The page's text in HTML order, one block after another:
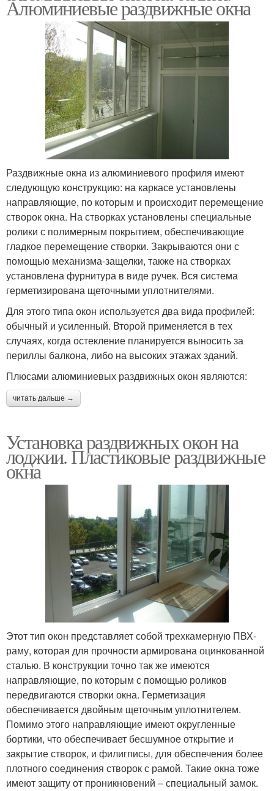
Алюминиевые раздвижные окна
Раздвижные окна из алюминиевого профиля имеют
следующую конструкцию: на каркасе установлены
направляющие, по которым и происходит перемещение
створок окна. На створках установлены специальные
ролики с полимерным покрытием, обеспечивающие
гладкое перемещение створки. Закрываются они с
помощью механизма-защелки, также на створках
установлена фурнитура в виде ручек. Вся система
герметизирована щеточными уплотнителями.
Для этого типа окон используется два вида профилей:
обычный и усиленный. Второй применяется в тех
случаях, когда остекление планируется выносить за
периллы балкона, либо на высоких этажах зданий.
Плюсами алюминиевых раздвижных окон являются:
читать дальше →
Установка раздвижных окон на
лоджии. Пластиковые раздвижные
окна
Этот тип окон представляет собой трехкамерную ПВХ-
раму, которая для прочности армирована оцинкованной
сталью. В конструкции точно так же имеются
направляющие, по которым с помощью роликов
передвигаются створки окна. Герметизация
обеспечивается двойным щеточным уплотнителем.
Помимо этого направляющие имеют округленные
бортики, что обеспечивает бесшумное открытие и
закрытие створок, и филигписы, для обеспечения более
плотного соединения створок с рамой. Такие окна тоже
имеют защиту от проникновений – специальный замок.